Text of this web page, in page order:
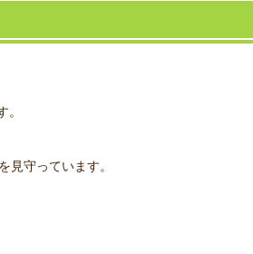
見守っています。